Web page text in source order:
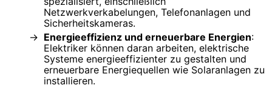
Netzwerkverkabelungen, Telefonanlagen und
Sicherheitskameras.
Energieeffizienz und erneuerbare Energien:
Elektriker können daran arbeiten, elektrische
Systeme energieeffizienter zu gestalten und
erneuerbare Energiequellen wie Solaranlagen zu
installieren.